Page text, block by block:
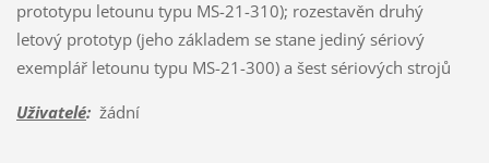
prototypu letounu typu MS-21-310); rozestavěn druhý
letový prototyp (jeho základem se stane jediný sériový
exemplář letounu typu MS-21-300) a šest sériových strojů
Uživatelé:žádní